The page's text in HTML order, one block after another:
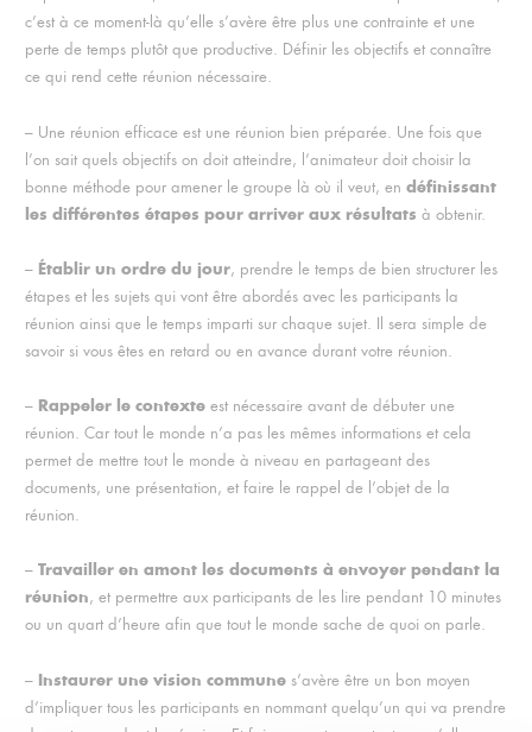
c’est à ce moment-là qu’elle s’avère être plus une contrainte et une
perte de temps plutôt que productive. Définir les objectifs et connaître
ce qui rend cette réunion nécessaire.
– Une réunion efficace est une réunion bien préparée. Une fois que
l’on sait quels objectifs on doit atteindre, l’animateur doit choisir la
bonne méthode pour amener le groupe là où il veut, en définissant
les différentes étapes pour arriver aux résultats à obtenir.
– Établir un ordre du jour, prendre le temps de bien structurer les
étapes et les sujets qui vont être abordés avec les participants la
réunion ainsi que le temps imparti sur chaque sujet. Il sera simple de
savoir si vous êtes en retard ou en avance durant votre réunion.
– Rappeler le contexte est nécessaire avant de débuter une
réunion. Car tout le monde n’a pas les mêmes informations et cela
permet de mettre tout le monde à niveau en partageant des
documents, une présentation, et faire le rappel de l’objet de la
réunion.
– Travailler en amont les documents à envoyer pendant la
réunion, et permettre aux participants de les lire pendant 10 minutes
ou un quart d’heure afin que tout le monde sache de quoi on parle.
– Instaurer une vision communes’avère être un bon moyen
d’impliquer tous les participants en nommant quelqu’un qui va prendre